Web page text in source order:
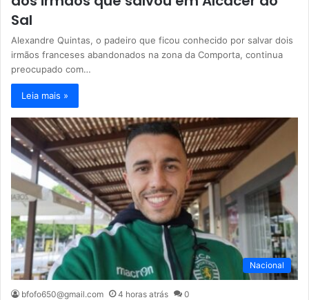
Sal
Alexandre Quintas, o padeiro que ficou conhecido por salvar dois
irmãos franceses abandonados na zona da Comporta, continua
preocupado com…
Leia mais »
Nacional
bfofo650@gmail.com 4 horas atrás 0